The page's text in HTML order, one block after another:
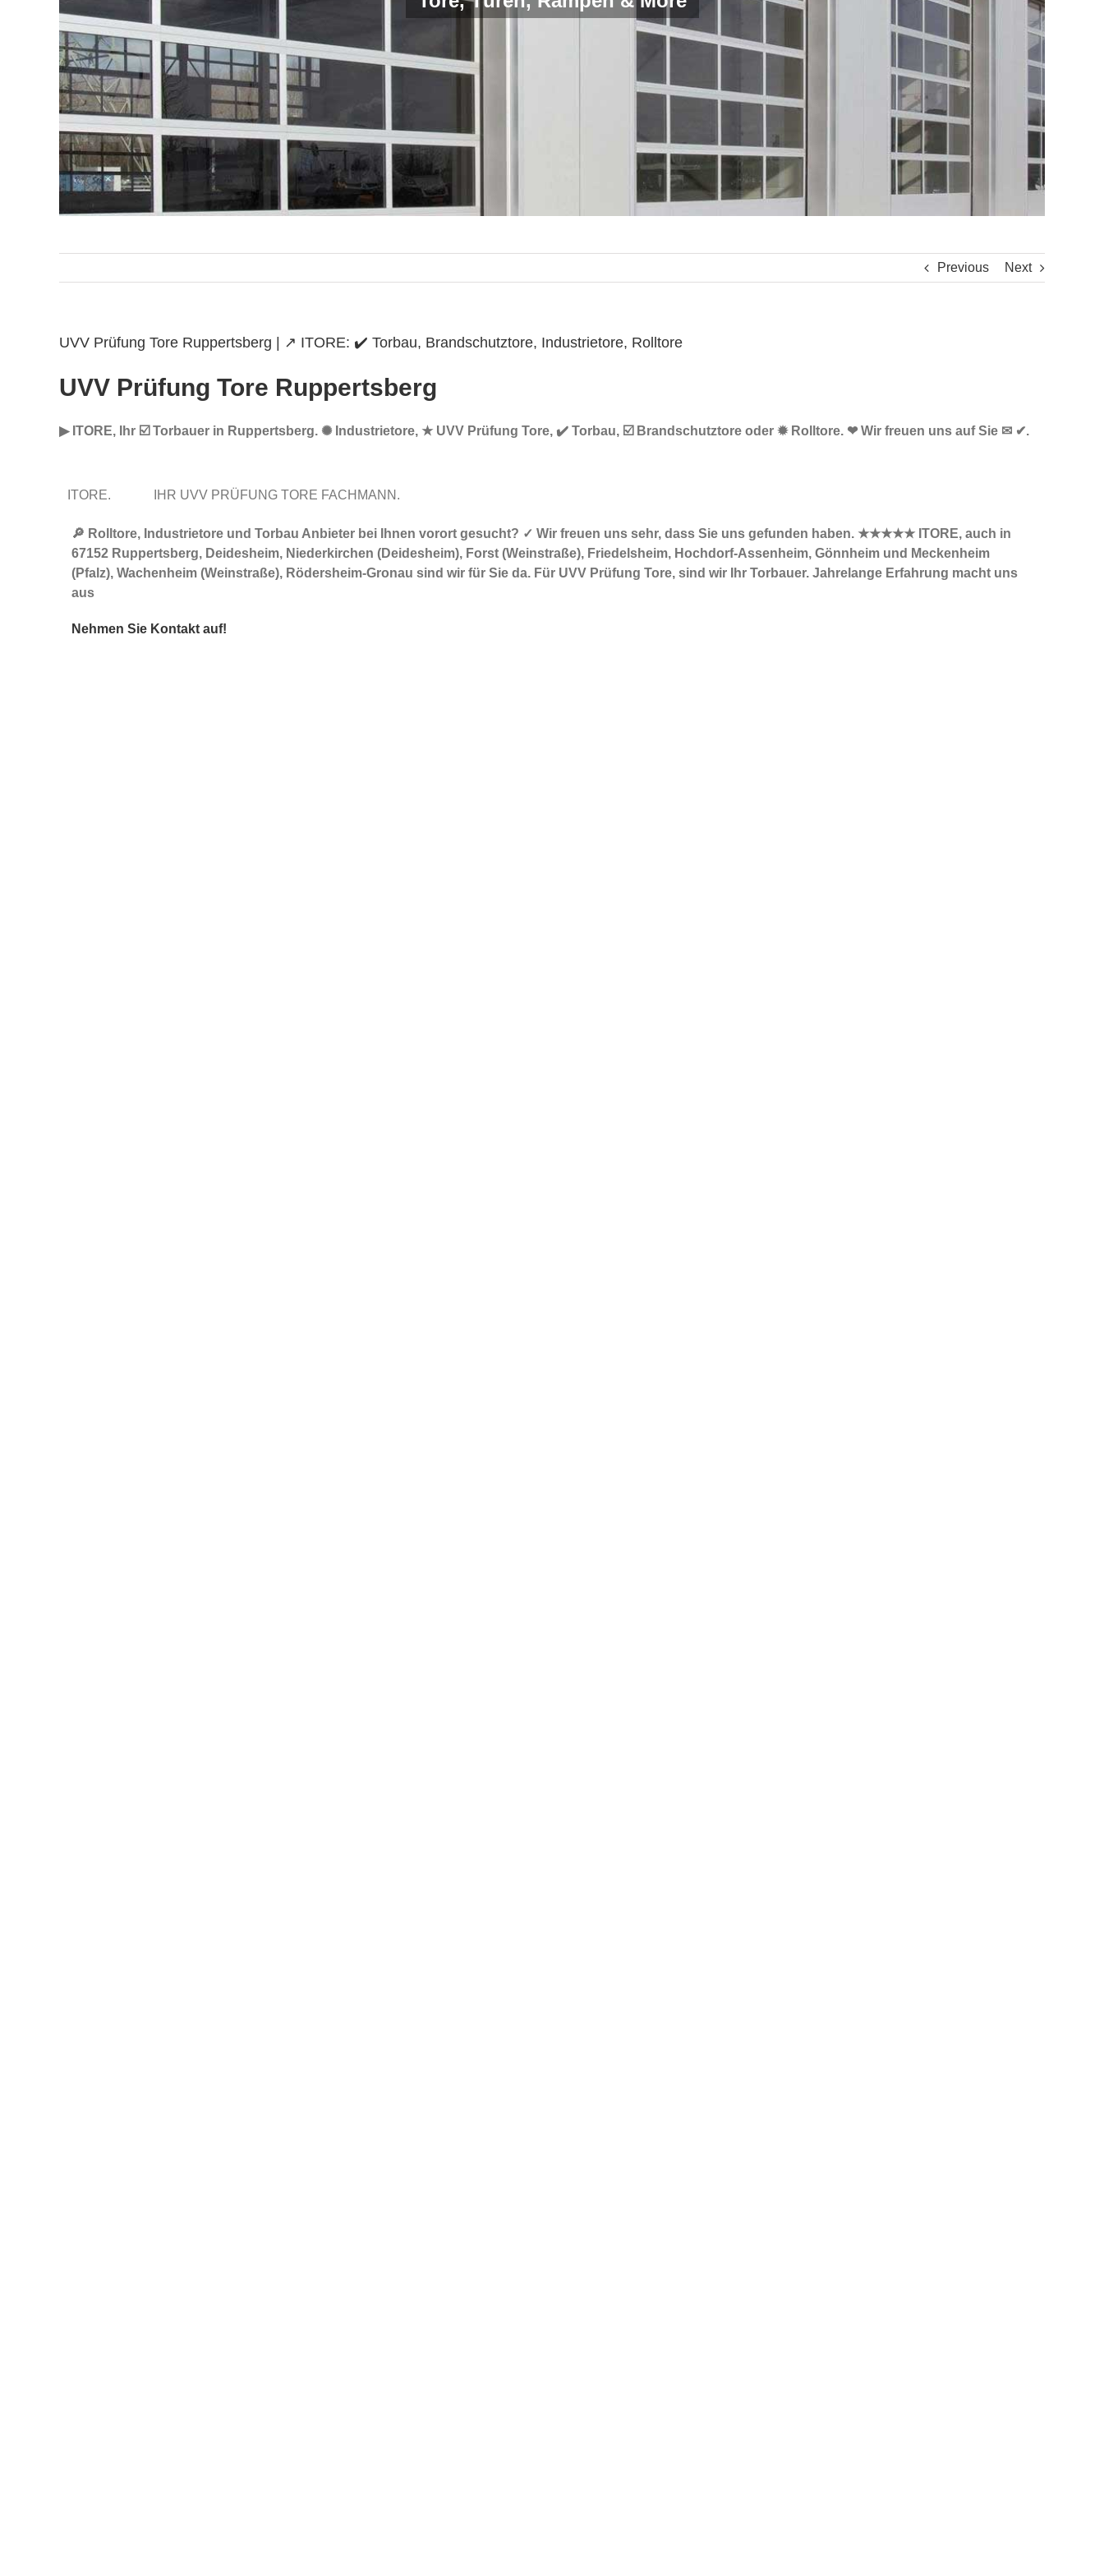
Previous Next
UVV Prüfung Tore Ruppertsberg | ↗️ ITORE: ✔️ Torbau, Brandschutztore, Industrietore, Rolltore
UVV Prüfung Tore Ruppertsberg
▶︎ ITORE, Ihr ☑️ Torbauer in Ruppertsberg. ✺ Industrietore, ★ UVV Prüfung Tore, ✔️ Torbau, ☑️ Brandschutztore oder ✹ Rolltore. ❤ Wir freuen uns auf Sie ✉ ✔.
ITORE. IHR UVV PRÜFUNG TORE FACHMANN.
🔎 Rolltore, Industrietore und Torbau Anbieter bei Ihnen vorort gesucht? ✓ Wir freuen uns sehr, dass Sie uns gefunden haben. ★★★★★ ITORE, auch in
67152 Ruppertsberg, Deidesheim, Niederkirchen (Deidesheim), Forst (Weinstraße), Friedelsheim, Hochdorf-Assenheim, Gönnheim und Meckenheim
(Pfalz), Wachenheim (Weinstraße), Rödersheim-Gronau sind wir für Sie da. Für UVV Prüfung Tore, sind wir Ihr Torbauer. Jahrelange Erfahrung macht uns
aus
Nehmen Sie Kontakt auf!